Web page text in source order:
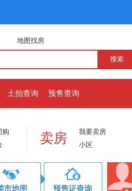
地图找房
土拍查询 预售查询
购
卖房
我要卖房
小区